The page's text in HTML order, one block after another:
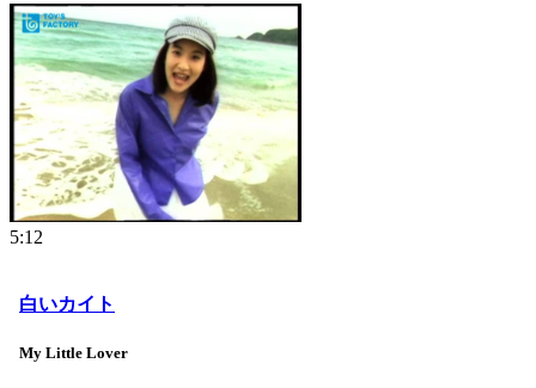
5:12
白いカイト
My Little Lover